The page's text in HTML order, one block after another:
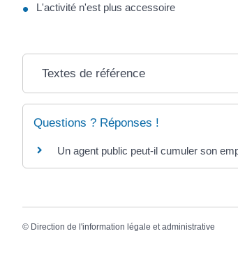
L'activité n'est plus accessoire
Textes de référence
Questions ? Réponses !
Un agent public peut-il cumuler son
© Direction de l'information légale et administrative